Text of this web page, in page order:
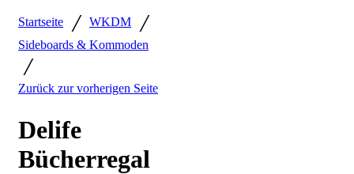
Startseite / WKDM /
Sideboards & Kommoden
/
Zurück zur vorherigen Seite
Delife
Bücherregal